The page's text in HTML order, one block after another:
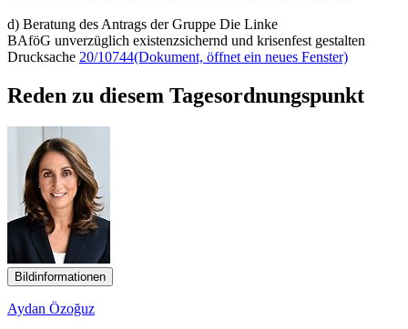
d) Beratung des Antrags der Gruppe Die Linke
BAföG unverzüglich existenzsichernd und krisenfest gestalten
Drucksache 20/10744(Dokument, öffnet ein neues Fenster)
Reden zu diesem Tagesordnungspunkt
Bildinformationen
Aydan Özoğuz